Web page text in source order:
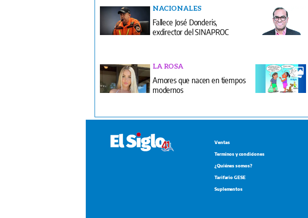
NACIONALES
Fallece José Donderis,
exdirector del SINAPROC
LA ROSA
Amores que nacen en tiempos
modernos
Ventas
Terminos y condiciones
¿Quiénes somos?
Tarifario GESE
Suplementos